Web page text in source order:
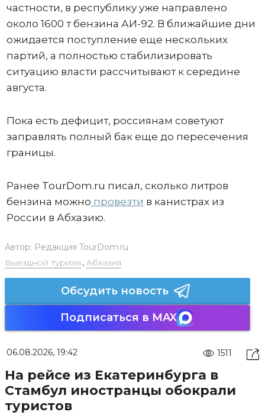
частности, в республику уже направлено
около 1600 т бензина АИ-92. В ближайшие дни
ожидается поступление еще нескольких
партий, а полностью стабилизировать
ситуацию власти рассчитывают к середине
августа.
Пока есть дефицит, россиянам советуют
заправлять полный бак еще до пересечения
границы.
Ранее TourDom.ru писал, сколько литров
бензина можно провезти в канистрах из
России в Абхазию.
Автор: Редакция TourDom.ru
Выездной туризм , Абхазия
Обсудить новость
Подписаться в MAX
06.08.2026, 19:42 1511
На рейсе из Екатеринбурга в
Стамбул иностранцы обокрали
туристов